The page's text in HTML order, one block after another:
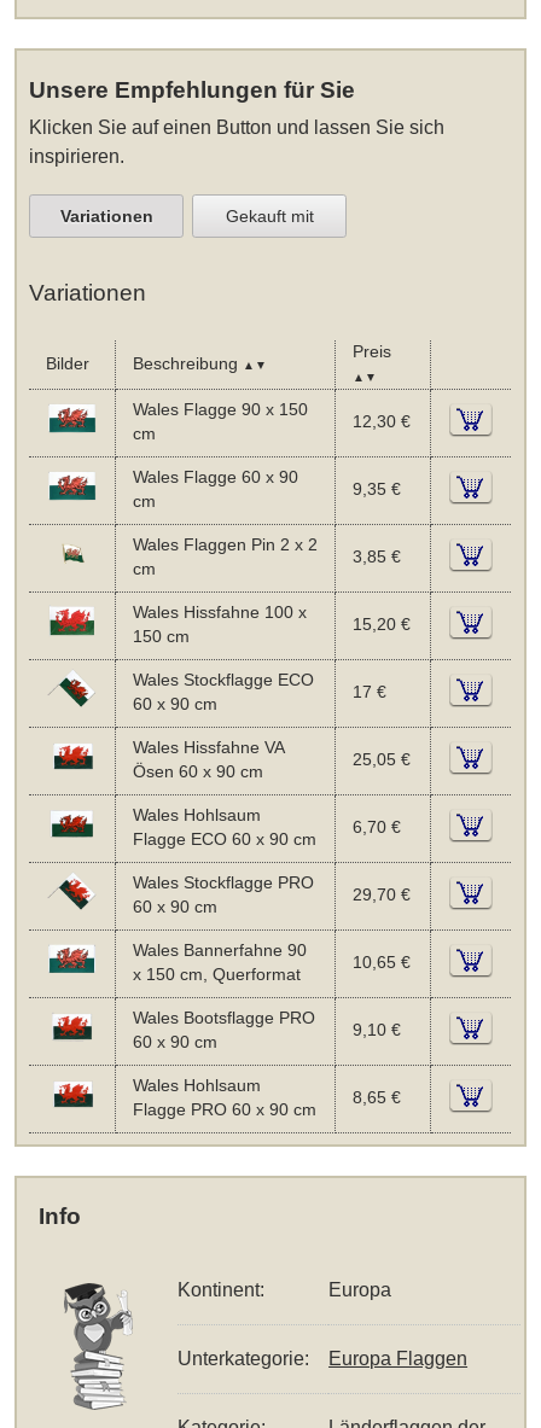
Unsere Empfehlungen für Sie
Klicken Sie auf einen Button und lassen Sie sich
inspirieren.
Variationen Gekauft mit
Variationen
Bilder Beschreibung ▲▼
Preis
▲▼
Wales Flagge 90 x 150
cm
12,30 €
Wales Flagge 60 x 90
cm
9,35 €
Wales Flaggen Pin 2 x 2
cm
3,85 €
Wales Hissfahne 100 x
150 cm
15,20 €
Wales Stockflagge ECO
60 x 90 cm
17 €
Wales Hissfahne VA
Ösen 60 x 90 cm
25,05 €
Wales Hohlsaum
Flagge ECO 60 x 90 cm
6,70 €
Wales Stockflagge PRO
60 x 90 cm
29,70 €
Wales Bannerfahne 90
x 150 cm, Querformat
10,65 €
Wales Bootsflagge PRO
60 x 90 cm
9,10 €
Wales Hohlsaum
Flagge PRO 60 x 90 cm
8,65 €
Info
Kontinent: Europa
Unterkategorie: Europa Flaggen